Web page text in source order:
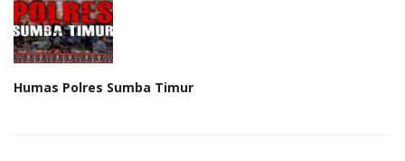
Humas Polres Sumba Timur